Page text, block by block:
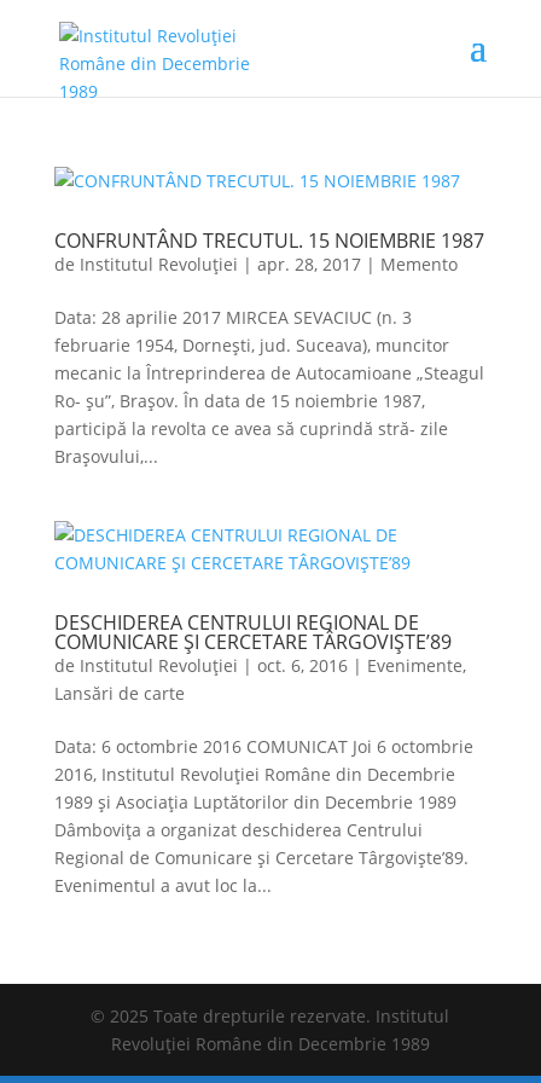
CONFRUNTÂND TRECUTUL. 15 NOIEMBRIE 1987
de Institutul Revoluției | apr. 28, 2017| Memento
Data: 28 aprilie 2017 MIRCEA SEVACIUC (n. 3
februarie 1954, Dorneşti, jud. Suceava), muncitor
mecanic la Întreprinderea de Autocamioane „Steagul
Ro- şu”, Braşov. În data de 15 noiembrie 1987,
participă la revolta ce avea să cuprindă stră- zile
Brașovului,...
DESCHIDEREA CENTRULUI REGIONAL DE
COMUNICARE ȘI CERCETARE TÂRGOVIȘTE’89
de Institutul Revoluției | oct. 6, 2016| Evenimente,
Lansări de carte
Data: 6 octombrie 2016 COMUNICAT Joi 6 octombrie
2016, Institutul Revoluției Române din Decembrie
1989 și Asociația Luptătorilor din Decembrie 1989
Dâmbovița a organizat deschiderea Centrului
Regional de Comunicare și Cercetare Târgoviște’89.
Evenimentul a avut loc la...
© 2025 Toate drepturile rezervate. Institutul
Revoluției Române din Decembrie 1989